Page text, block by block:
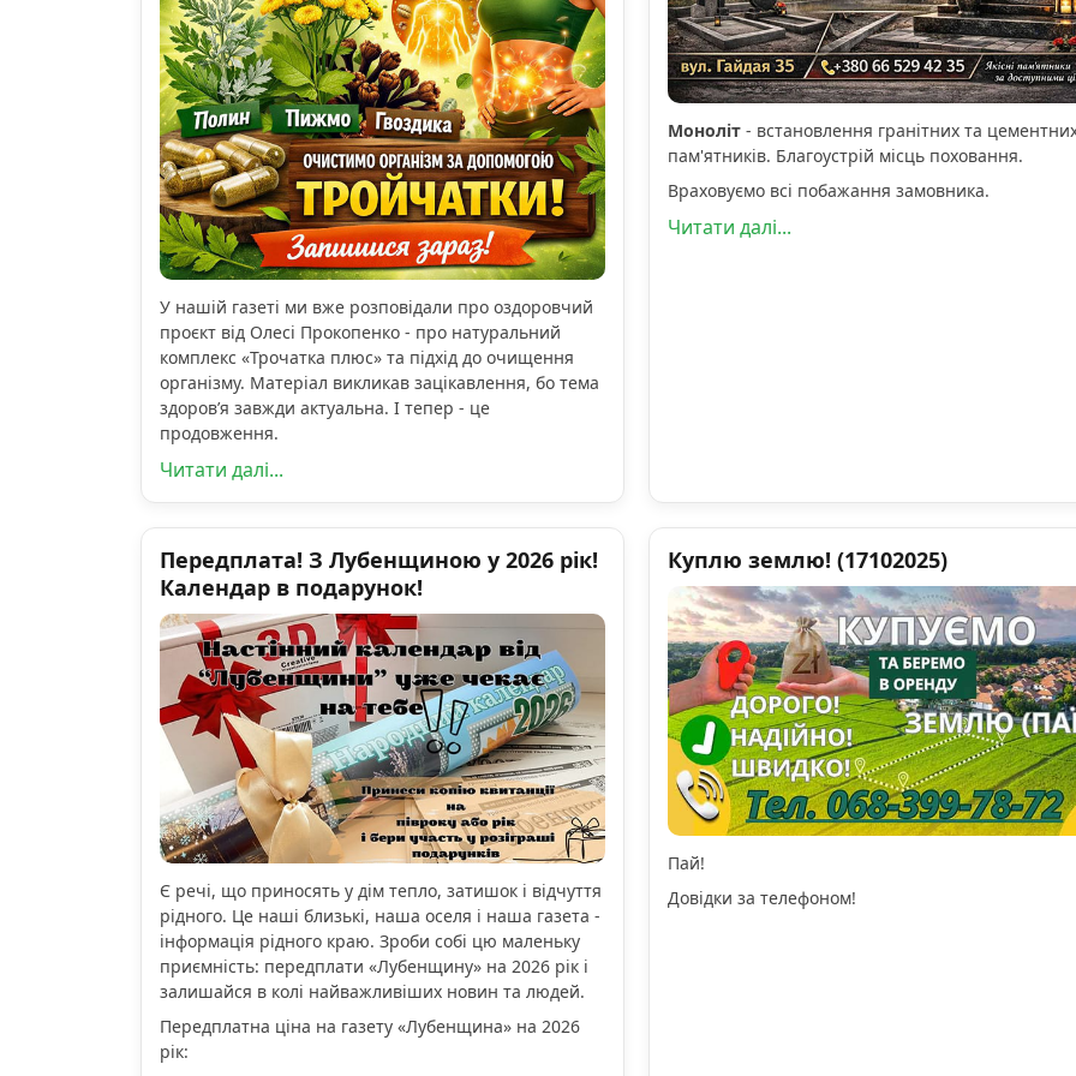
У нашій газеті ми вже розповідали про оздоровчий
проєкт від Олесі Прокопенко - про натуральний
комплекс «Трочатка плюс» та підхід до очищення
організму. Матеріал викликав зацікавлення, бо тема
здоров’я завжди актуальна. І тепер - це
продовження.
Читати далі...
Моноліт- встановлення гранітних та
пам'ятників. Благоустрій місць поховання.
Враховуємо всі побажання замовника.
Читати далі...
Передплата! З Лубенщиною у 2026 рік!
Календар в подарунок!
Є речі, що приносять у дім тепло, затишок і відчуття
рідного. Це наші близькі, наша оселя і наша газета -
інформація рідного краю. Зроби собі цю маленьку
приємність: передплати «Лубенщину» на 2026 рік і
залишайся в колі найважливіших новин та людей.
Передплатна ціна на газету «Лубенщина» на 2026
рік:
Куплю землю! (17102025)
Пай!
Довідки за телефоном!